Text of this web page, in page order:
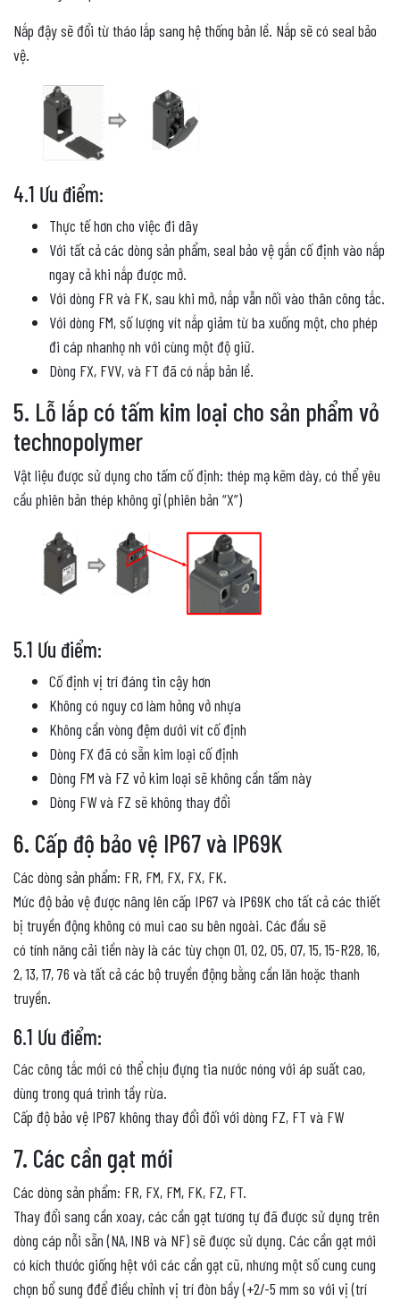
Nắp đậy sẽ đổi từ tháo lắp sang hệ thống bản lề. Nắp sẽ có seal bảo
vệ.
4.1 Ưu điểm:
Thực tế hơn cho việc đi dây
Với tất cả các dòng sản phẩm, seal bảo vệ gắn cố định vào nắp
ngay cả khi nắp được mở.
Với dòng FR và FK, sau khi mở, nắp vẫn nối vào thân công tắc.
Với dòng FM, số lượng vít nắp giảm từ ba xuống một, cho phép
đi cáp nhanhọ nh với cùng một độ giữ.
Dòng FX, FVV, và FT đã có nắp bản lề.
5. Lỗ lắp có tấm kim loại cho sản phẩm vỏ
technopolymer
Vật liệu được sử dụng cho tấm cố định: thép mạ kẽm dày, có thể yêu
cầu phiên bản thép không gỉ (phiên bản “X”)
5.1 Ưu điểm:
Cố định vị trí đáng tin cậy hơn
Không có nguy cơ làm hỏng vở nhựa
Không cần vòng đệm dưới vít cố định
Dòng FX đã có sẵn kim loại cố định
Dòng FM và FZ vỏ kim loại sẽ không cần tấm này
Dòng FW và FZ sẽ không thay đổi
6. Cấp độ bảo vệ IP67 và IP69K
Các dòng sản phẩm: FR, FM, FX, FX, FK.
Mức độ bảo vệ được nâng lên cấp IP67 và IP69K cho tất cả các thiết
bị truyền động không có mui cao su bên ngoài. Các đầu sẽ
có tính năng cải tiền này là các tùy chọn 01, 02, 05, 07, 15, 15-R28, 16,
2, 13, 17, 76 và tất cả các bộ truyền động bằng cần lăn hoặc thanh
truyền.
6.1 Ưu điểm:
Các công tắc mới có thể chịu đựng tia nước nóng với áp suất cao,
dùng trong quá trình tầy rừa.
Cấp độ bảo vệ IP67 không thay đổi đối với dòng FZ, FT và FW
7. Các cần gạt mới
Các dòng sản phẩm: FR, FX, FM, FK, FZ, FT.
Thay đổi sang cần xoay, các cần gạt tương tự đã được sử dụng trên
dòng cáp nỗi sẵn (NA, lNB và NF) sẽ được sử dụng. Các cần gạt mới
có kích thước giống hệt với các cần gạt cũ, nhưng một số cung cung
chọn bổ sung đđể điều chỉnh vị trí đòn bầy (+2/-5 mm so với vị (trí